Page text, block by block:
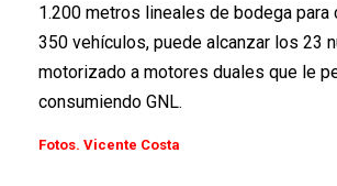
1.200 metros lineales de bodega para
350 vehículos, puede alcanzar los 23
motorizado a motores duales que le
consumiendo GNL.
Fotos. Vicente Costa